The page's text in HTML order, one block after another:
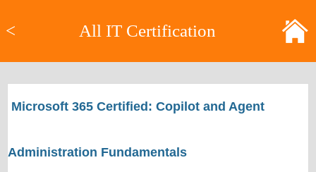
< All IT Certification
Microsoft 365 Certified: Copilot and Agent
Administration Fundamentals